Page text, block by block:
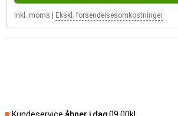
Inkl. moms Ekskl. forsendelsesomkostninger